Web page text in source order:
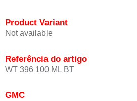
Product Variant
Not available
Referência do artigo
WT 396 100 ML BT
GMC